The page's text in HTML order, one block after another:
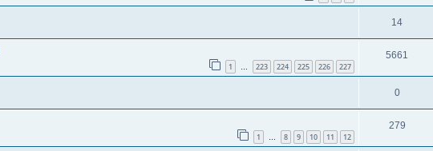
14
1 … 223 224 225 226 227
5661
0
1 … 8 9 10 11 12
279